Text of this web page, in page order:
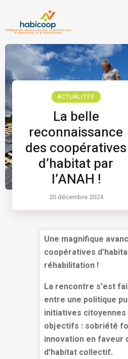
ACTUALITÉS
La belle
reconnaissance
des coopératives
d’habitat par
l’ANAH !
20 décembre 2024
Une magnifique
coopératives
réhabilitation !
La rencontre s’est
entre une politique
initiatives
objectifs : sobriété
innovation en faveur
d’habitat collectif.